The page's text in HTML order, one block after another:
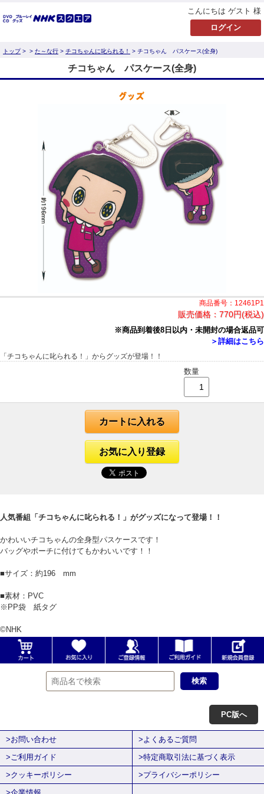
こんにちは ゲスト 様
トップ> > た～な行 > チコちゃんに叱られる！ > チコちゃん パスケース(全身)
チコちゃん パスケース(全身)
商品番号：12461P1
販売価格： 770円(税込)
※商品到着後8日以内・未開封の場合返品可
＞詳細はこちら
「チコちゃんに叱られる！」からグッズが登場！！
数量
カートに入れる
お気に入り登録
人気番組「チコちゃんに叱られる！」がグッズになって登場！！
かわいいチコちゃんの全身型パスケースです！
バッグやポーチに付けてもかわいいです！！
■サイズ：約196 mm
■素材：PVC
※PP袋 紙タグ
©NHK
PC版へ
>お問い合わせ
>よくあるご質問
>ご利用ガイド
>特定商取引法に基づく表示
>クッキーポリシー
>プライバシーポリシー